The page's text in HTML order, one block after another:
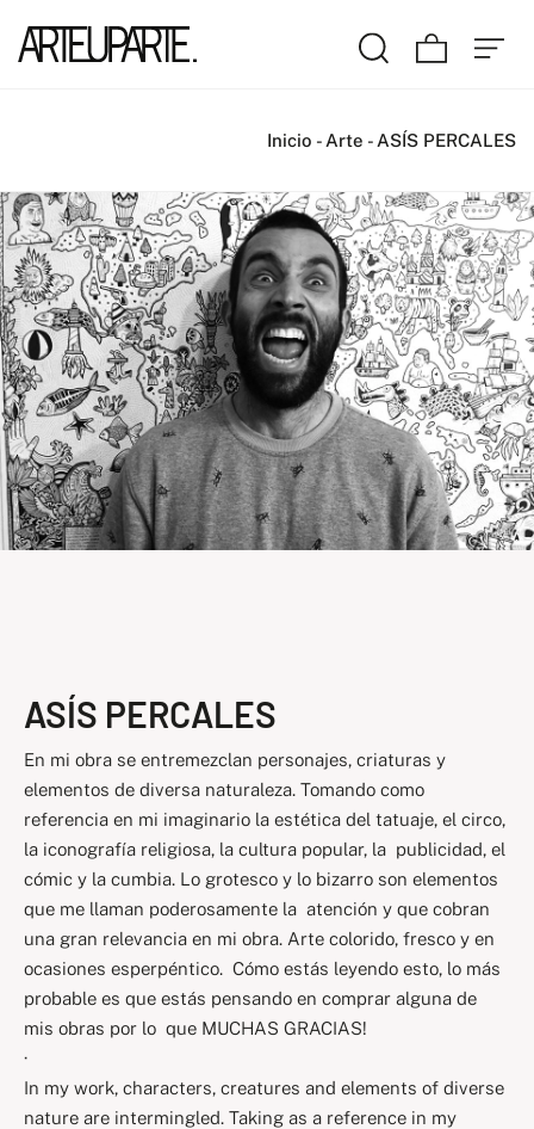
Inicio - Arte - ASÍS PERCALES
ASÍS PERCALES
En mi obra se entremezclan personajes, criaturas y
elementos de diversa naturaleza. Tomando como
referencia en mi imaginario la estética del tatuaje, el circo,
la iconografía religiosa, la cultura popular, la publicidad, el
cómic y la cumbia. Lo grotesco y lo bizarro son elementos
que me llaman poderosamente la atención y que cobran
una gran relevancia en mi obra. Arte colorido, fresco y en
ocasiones esperpéntico. Cómo estás leyendo esto, lo más
probable es que estás pensando en comprar alguna de
mis obras por lo que MUCHAS GRACIAS!
·
In my work, characters, creatures and elements of diverse
nature are intermingled. Taking as a reference in my